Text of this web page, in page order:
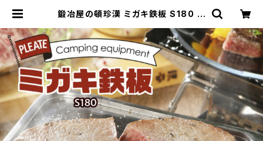
鍛冶屋の頓珍漢 ミガキ鉄板 S180 ラ
厚 焼き面4.5mm溝 特製ステンレス
製ハンドル付き | 鍛冶屋の頓珍漢